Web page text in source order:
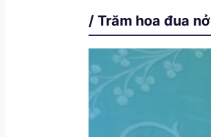
/ Trăm hoa đua nở